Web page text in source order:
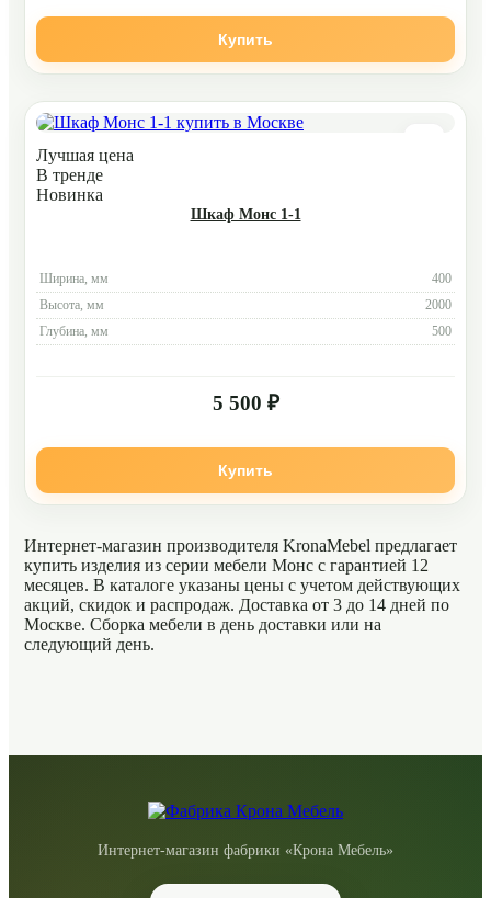
Купить
Лучшая цена
В тренде
Новинка
Шкаф Монс 1-1
Ширина, мм
400
Высота, мм
2000
Глубина, мм
500
5 500 ₽
Купить
Интернет-магазин производителя KronaMebel предлагает
купить изделия из серии мебели Монс с гарантией 12
месяцев. В каталоге указаны цены с учетом действующих
акций, скидок и распродаж. Доставка от 3 до 14 дней по
Москве. Сборка мебели в день доставки или на
следующий день.
Интернет-магазин фабрики «Крона Мебель»